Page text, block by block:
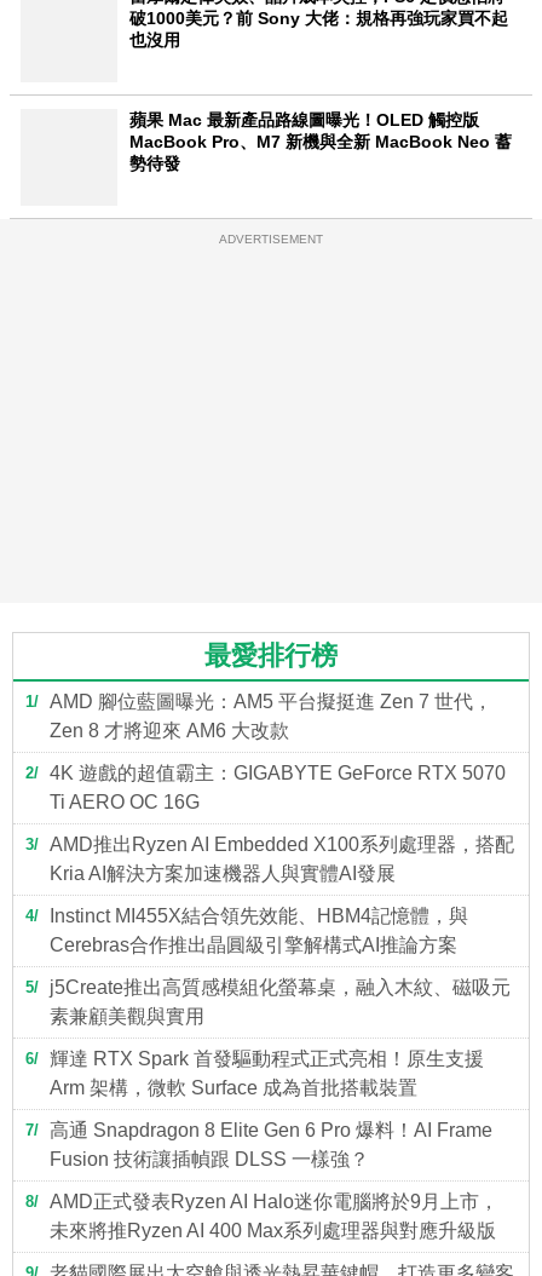
破1000美元？前 Sony 大佬：規格再強玩家買不起
也沒用
蘋果 Mac 最新產品路線圖曝光！OLED 觸控版
MacBook Pro、M7 新機與全新 MacBook Neo 蓄
勢待發
ADVERTISEMENT
最愛排行榜
1
AMD 腳位藍圖曝光：AM5 平台擬挺進 Zen 7 世代，
Zen 8 才將迎來 AM6 大改款
2
4K 遊戲的超值霸主：GIGABYTE GeForce RTX 5070
Ti AERO OC 16G
3
AMD推出Ryzen AI Embedded X100系列處理器，搭配
Kria AI解決方案加速機器人與實體AI發展
4
Instinct MI455X結合領先效能、HBM4記憶體，與
Cerebras合作推出晶圓級引擎解構式AI推論方案
5
j5Create推出高質感模組化螢幕桌，融入木紋、磁吸元
素兼顧美觀與實用
6
輝達 RTX Spark 首發驅動程式正式亮相！原生支援
Arm 架構，微軟 Surface 成為首批搭載裝置
7
高通 Snapdragon 8 Elite Gen 6 Pro 爆料！AI Frame
Fusion 技術讓插幀跟 DLSS 一樣強？
8
AMD正式發表Ryzen AI Halo迷你電腦將於9月上市，
未來將推Ryzen AI 400 Max系列處理器與對應升級版